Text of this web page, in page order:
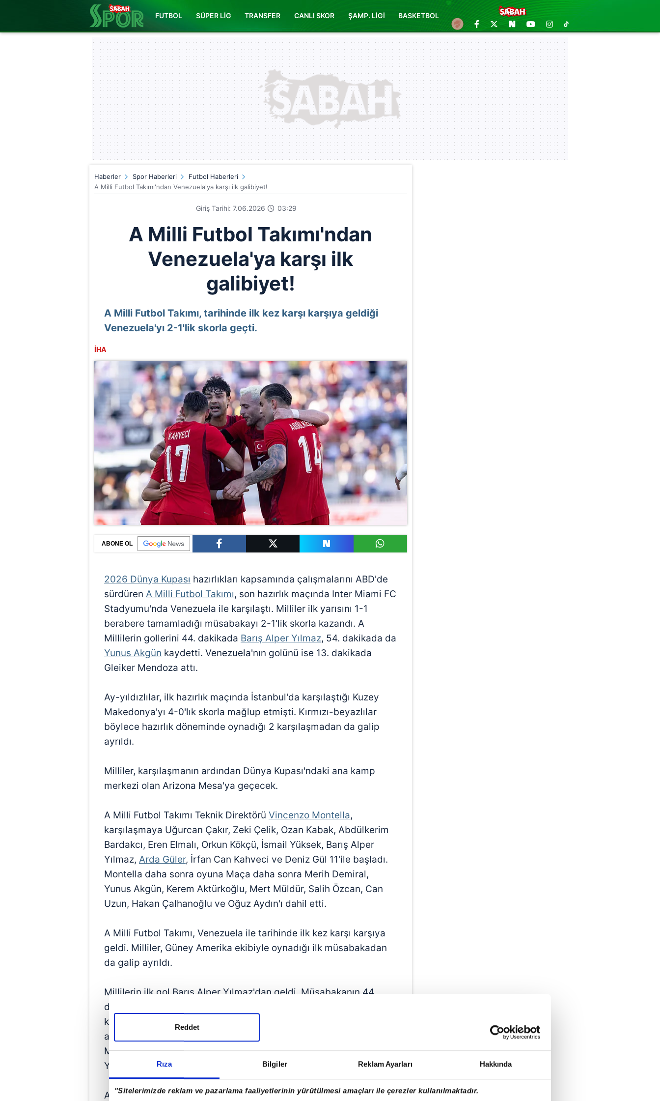
Rıza Bilgiler Reklam Ayarları Hakkında
"Sitelerimizde reklam ve pazarlama faaliyetlerinin yürütülmesi amaçları ile çerezler kullanılmaktadır.
Reddet
FUTBOL SÜPER LİG TRANSFER CANLI SKOR ŞAMP. LİGİ BASKETBOL
Haberler Spor Haberleri
Futbol Haberleri
A Milli Futbol Takımı'ndan Venezuela'ya karşı ilk galibiyet!
Giriş Tarihi: 7.06.2026 03:29
A Milli Futbol Takımı'ndan
Venezuela'ya karşı ilk
galibiyet!
A Milli Futbol Takımı, tarihinde ilk kez karşı karşıya geldiği
Venezuela'yı 2-1'lik skorla geçti.
İHA
ABONE OL
2026 Dünya Kupası hazırlıkları kapsamında çalışmalarını ABD'de
sürdüren A Milli Futbol Takımı, son hazırlık maçında Inter Miami FC
Stadyumu'nda Venezuela ile karşılaştı. Milliler ilk yarısını 1-1
berabere tamamladığı müsabakayı 2-1'lik skorla kazandı. A
Millilerin gollerini 44. dakikada Barış Alper Yılmaz, 54. dakikada da
Yunus Akgün kaydetti. Venezuela'nın golünü ise 13. dakikada
Gleiker Mendoza attı.
Ay-yıldızlılar, ilk hazırlık maçında İstanbul'da karşılaştığı Kuzey
Makedonya'yı 4-0'lık skorla mağlup etmişti. Kırmızı-beyazlılar
böylece hazırlık döneminde oynadığı 2 karşılaşmadan da galip
ayrıldı.
Milliler, karşılaşmanın ardından Dünya Kupası'ndaki ana kamp
merkezi olan Arizona Mesa'ya geçecek.
A Milli Futbol Takımı Teknik Direktörü Vincenzo Montella,
karşılaşmaya Uğurcan Çakır, Zeki Çelik, Ozan Kabak, Abdülkerim
Bardakcı, Eren Elmalı, Orkun Kökçü, İsmail Yüksek, Barış Alper
Yılmaz, Arda Güler, İrfan Can Kahveci ve Deniz Gül 11'ile başladı.
Montella daha sonra oyuna Maça daha sonra Merih Demiral,
Yunus Akgün, Kerem Aktürkoğlu, Mert Müldür, Salih Özcan, Can
Uzun, Hakan Çalhanoğlu ve Oğuz Aydın'ı dahil etti.
A Milli Futbol Takımı, Venezuela ile tarihinde ilk kez karşı karşıya
geldi. Milliler, Güney Amerika ekibiyle oynadığı ilk müsabakadan
da galip ayrıldı.
Millilerin ilk gol Barış Alper Yılmaz'dan geldi. Müsabakanın 44.
dakikasında sağ taraftan Arda Güler'in kullandığı köşe vuruşunda
kale önünde oluşan karambolde Barış Alper, meşin yuvarlağı
ağlara gönderdi ve skor 1-1 oldu. 26 yaşındaki futbolcu böylece A
Milli Takım'daki 3. golünü attı. Maça 11'de başlayan Barış Alper
Yılmaz, 90 dakika sahada kaldı.
Ay-yıldızlıların müsabakadaki ikinci golünü Yunus Akgün kaydetti.